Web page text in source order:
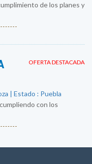
de los planes y
OFERTA DESTACADA
| Estado : Puebla
con los